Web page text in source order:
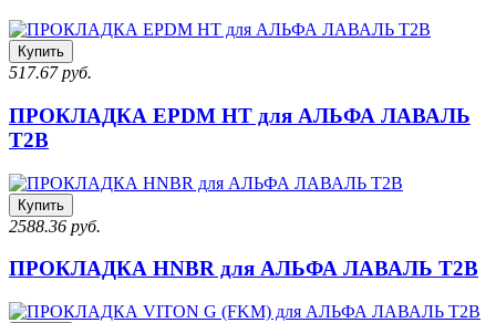
Купить
517.67 руб.
ПРОКЛАДКА EPDM HT для АЛЬФА ЛАВАЛЬ
T2B
Купить
2588.36 руб.
ПРОКЛАДКА HNBR для АЛЬФА ЛАВАЛЬ T2B